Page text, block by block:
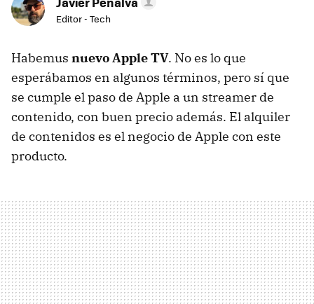
Editor - Tech
Habemus nuevo Apple TV. No es lo que
esperábamos en algunos términos, pero sí que
se cumple el paso de Apple a un streamer de
contenido, con buen precio además. El alquiler
de contenidos es el negocio de Apple con este
producto.